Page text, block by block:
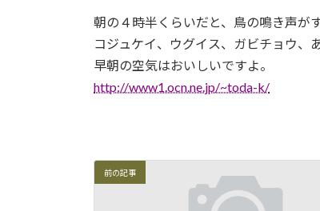
朝の４時半くらいだと、鳥の鳴き声がす
コジュケイ、ウグイス、ガビチョウ、
早朝の空気はおいしいですよ。
http://www1.ocn.ne.jp/~toda-k/
前の記事